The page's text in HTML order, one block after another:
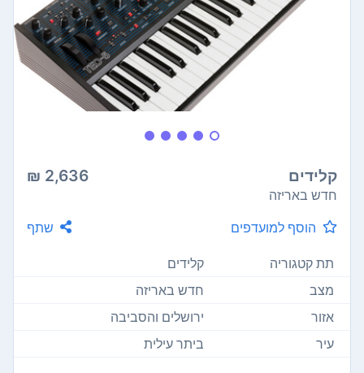
קלידים 2,636 ₪
חדש באריזה
הוסף למועדפים
שתף
תת קטגוריה
קלידים
מצב
חדש באריזה
אזור
ירושלים והסביבה
עיר
ביתר עילית